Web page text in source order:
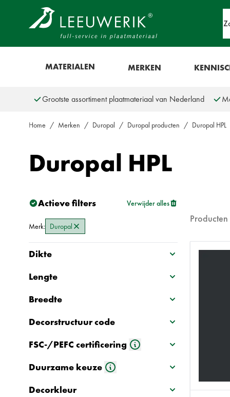
Ga naar de inhoud
MATERIALEN
MERKEN
Grootste assortiment plaatmateriaal van Nederland
Home / Merken / Duropal / Duropal producten / Duropal HPL
Duropal HPL
Doorgaan naar productlijst
Actieve filters Verwijder alles
Merk: Duropal
Dikte
Lengte
Breedte
Decorstructuur code
FSC-/PEFC certificering
Duurzame keuze
Decorkleur
Producten